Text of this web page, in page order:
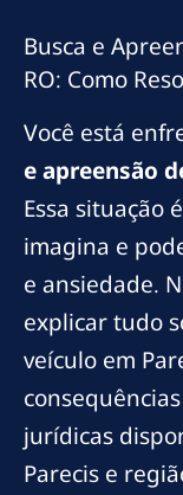
Busca e
RO: Como
Você está
e apreensão
Essa situação
imagina e
e ansiedade.
explicar tudo
veículo em
jurídicas
Parecis e